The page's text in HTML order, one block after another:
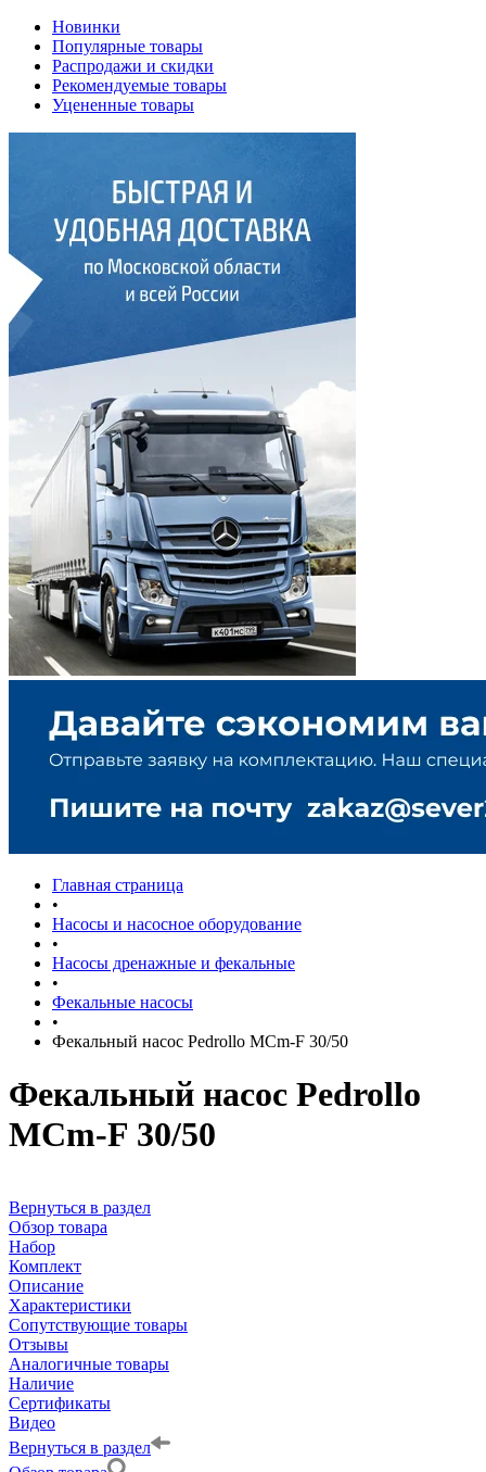
Новинки
Популярные товары
Распродажи и скидки
Рекомендуемые товары
Уцененные товары
Главная страница
•
Насосы и насосное оборудование
•
Насосы дренажные и фекальные
•
Фекальные насосы
•
Фекальный насос Pedrollo MCm-F 30/50
Фекальный насос Pedrollo
MCm-F 30/50
Вернуться в раздел
Обзор товара
Набор
Комплект
Описание
Характеристики
Сопутствующие товары
Отзывы
Аналогичные товары
Наличие
Сертификаты
Видео
Вернуться в раздел